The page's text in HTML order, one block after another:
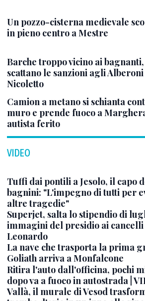
Un pozzo-cisterna medievale
in pieno centro a Mestre
Barche troppo vicino ai bagnanti,
scattano le sanzioni agli Alberoni
Nicoletto
Camion a metano si schianta
muro e prende fuoco a
autista ferito
VIDEO
Tuffi dai pontili a Jesolo, il capo
bagnini: "L'impegno di tutti per
altre tragedie"
Superjet, salta lo stipendio di
immagini del presidio ai cancelli
Leonardo
La nave che trasporta la prima
Goliath arriva a Monfalcone
Ritira l'auto dall'officina, pochi
dopo va a fuoco in autostrada |
Vallà, il murale di Vesod